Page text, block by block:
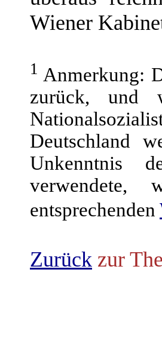
Wiener
1 Anmerkung:
zurück, und
Deutschland
Unkenntnis
entsprechenden
Zurück zur